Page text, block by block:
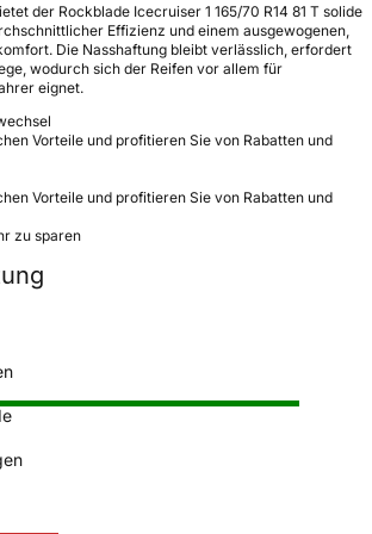
der Rockblade Icecruiser 1 165/70 R14 81 T solide
Effizienz und einem ausgewogenen,
Die Nasshaftung bleibt verlässlich, erfordert
wodurch sich der Reifen vor allem für
eignet.
Vorteile und profitieren Sie von Rabatten und
Vorteile und profitieren Sie von Rabatten und
zu sparen